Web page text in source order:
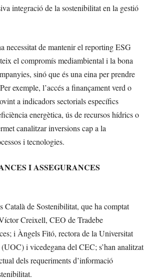
integració de la sostenibilitat en la gestió
necessitat de mantenir el reporting ESG
el compromís mediambiental i la bona
sinó que és una eina per prendre
exemple, l’accés a finançament verd o
a indicadors sectorials específics
energètica, ús de recursos hídrics o
canalitzar inversions cap a la
i tecnologies.
I ASSEGURANCES
de Sostenibilitat, que ha comptat
Creixell, CEO de Tradebe
i Àngels Fitó, rectora de la Universitat
i vicedegana del CEC; s’han analitzat
dels requeriments d’informació